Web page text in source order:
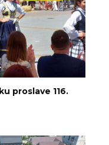
proslave 116.